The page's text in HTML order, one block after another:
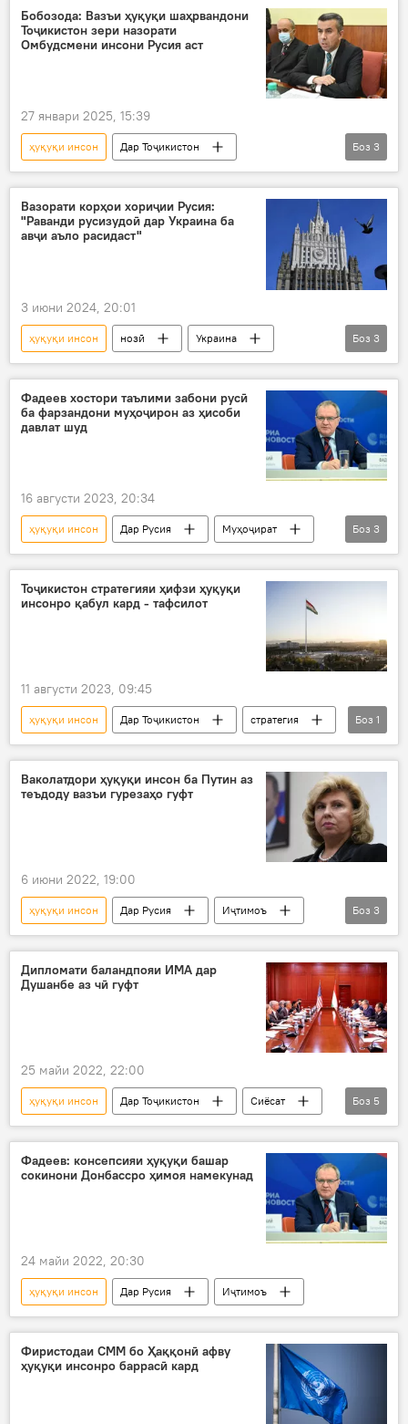
Дар ҷаҳон
Эмомалӣ Раҳмон
Бобозода: Вазъи ҳуқуқи шаҳрвандони
Тоҷикистон зери назорати
Омбудсмени инсони Русия аст
27 январи 2025, 15:39
ҳуқуқи инсон
Дар Тоҷикистон
омбудсмен
Русия
нақзи ҳуқуқи инсон
Бобозода
Боз 3
Вазорати корҳои хориҷии Русия:
"Раванди русизудоӣ дар Украина ба
авҷи аъло расидаст"
3 июни 2024, 20:01
ҳуқуқи инсон нозӣ
Украина
Русия
СММ Маориф
Боз 3
Фадеев хостори таълими забони русӣ
ба фарзандони муҳоҷирон аз ҳисоби
давлат шуд
16 августи 2023, 20:34
ҳуқуқи инсон Дар Русия
Муҳоҷират
таълим
забони русӣ мактаб
Боз 3
Тоҷикистон стратегияи ҳифзи ҳуқуқи
инсонро қабул кард - тафсилот
11 августи 2023, 09:45
ҳуқуқи инсон Дар Тоҷикистон
стратегия
Иҷтимоъ
Боз 1
Ваколатдори ҳуқуқи инсон ба Путин аз
теъдоду вазъи гурезаҳо гуфт
6 июни 2022, 19:00
ҳуқуқи инсон Дар Русия
Иҷтимоъ
гуреза
Донетск Омбудсмени Русия
Боз 3
Дипломати баландпояи ИМА дар
Душанбе аз чӣ гуфт
25 майи 2022, 22:00
ҳуқуқи инсон Дар Тоҷикистон
Сиёсат
ИМА
нақш
занон
Сироҷиддин Муҳриддин
Осиёи Марказӣ
Боз 5
Фадеев: консепсияи ҳуқуқи башар
сокинони Донбассро ҳимоя намекунад
24 майи 2022, 20:30
ҳуқуқи инсон Дар Русия Иҷтимоъ
Фиристодаи СММ бо Ҳаққонӣ афву
ҳуқуқи инсонро баррасӣ кард